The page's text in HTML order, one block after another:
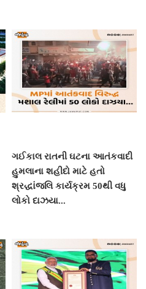
ગઈકાલ રાતની ઘટના આતંકવાદી
હુમલાના શહીદો માટે હતો
શ્રદ્ધાંજલિ કાર્યક્રમ 50થી વધુ
લોકો દાઝયા...